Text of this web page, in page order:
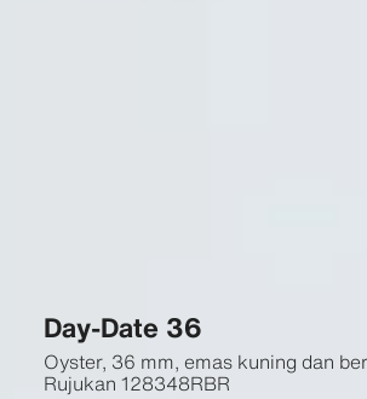
Day-Date 36
Oyster, 36 mm, emas kuning dan
Rujukan 128348RBR